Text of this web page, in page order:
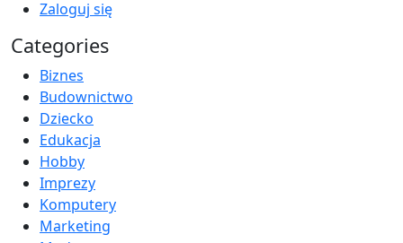
Zaloguj się
Categories
Biznes
Budownictwo
Dziecko
Edukacja
Hobby
Imprezy
Komputery
Marketing